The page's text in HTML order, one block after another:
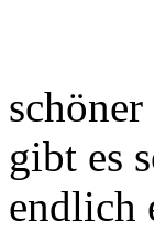
gibt es
endlich